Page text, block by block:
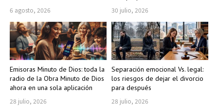
6 agosto, 2026 30 julio, 2026
Emisoras Minuto de Dios: toda la
radio de la Obra Minuto de Dios
ahora en una sola aplicación
28 julio, 2026
Separación emocional Vs. legal:
los riesgos de dejar el divorcio
para después
28 julio, 2026